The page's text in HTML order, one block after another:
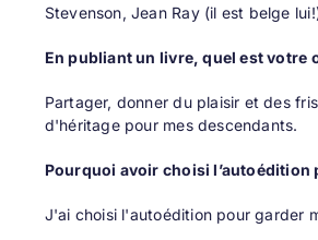
Stevenson, Jean Ray (il est belge
En publiant un livre, quel est votre
Partager, donner du plaisir et des
d'héritage pour mes descendants.
Pourquoi avoir choisi
J'ai choisi l'autoédition pour garder